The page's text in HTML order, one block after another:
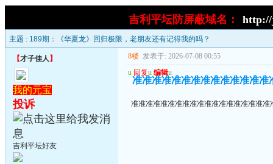
吉利平坛防屏蔽域名： http://
主题 : 189期：《华夏龙》回归极限，老朋友还有记得我的吗？
【才子佳人 】
我的元宝
投诉
吉利平坛好友
8楼 发表于: 2026-07-08 00:55
u 回复u 编辑u
准准准准准准准准准准准准准准
准准准准准准准准准准准准准准准准准准准